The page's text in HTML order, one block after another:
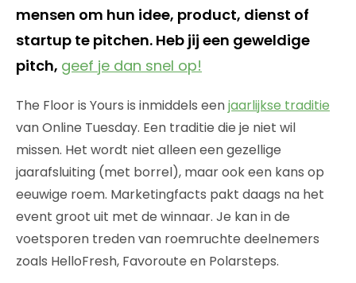
mensen om hun idee, product, dienst of
startup te pitchen. Heb jij een geweldige
pitch, geef je dan snel op!
The Floor is Yours is inmiddels eenjaarlijkse traditie
van Online Tuesday. Een traditie die je niet wil
missen. Het wordt niet alleen een gezellige
jaarafsluiting (met borrel), maar ook een kans op
eeuwige roem. Marketingfacts pakt daags na het
event groot uit met de winnaar. Je kan in de
voetsporen treden van roemruchte deelnemers
zoals HelloFresh, Favoroute en Polarsteps.